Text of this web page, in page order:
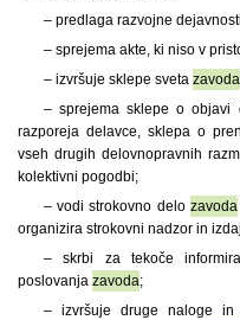
– predlaga razvojne
– sprejema akte, ki niso v
– izvršuje sklepe sveta zavoda
– sprejema sklepe o objavi
razporeja delavce, sklepa o
vseh drugih delovnopravnih
kolektivni pogodbi;
– vodi strokovno delo zavoda
organizira strokovni nadzor in
– skrbi za tekoče
poslovanja zavoda;
– izvršuje druge naloge in